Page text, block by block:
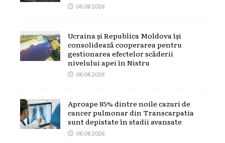
06.08.2026
Ucraina și Republica Moldova își
consolidează cooperarea pentru
gestionarea efectelor scăderii
nivelului apei în Nistru
06.08.2026
Aproape 85% dintre noile cazuri de
cancer pulmonar din Transcarpatia
sunt depistate în stadii avansate
06.08.2026